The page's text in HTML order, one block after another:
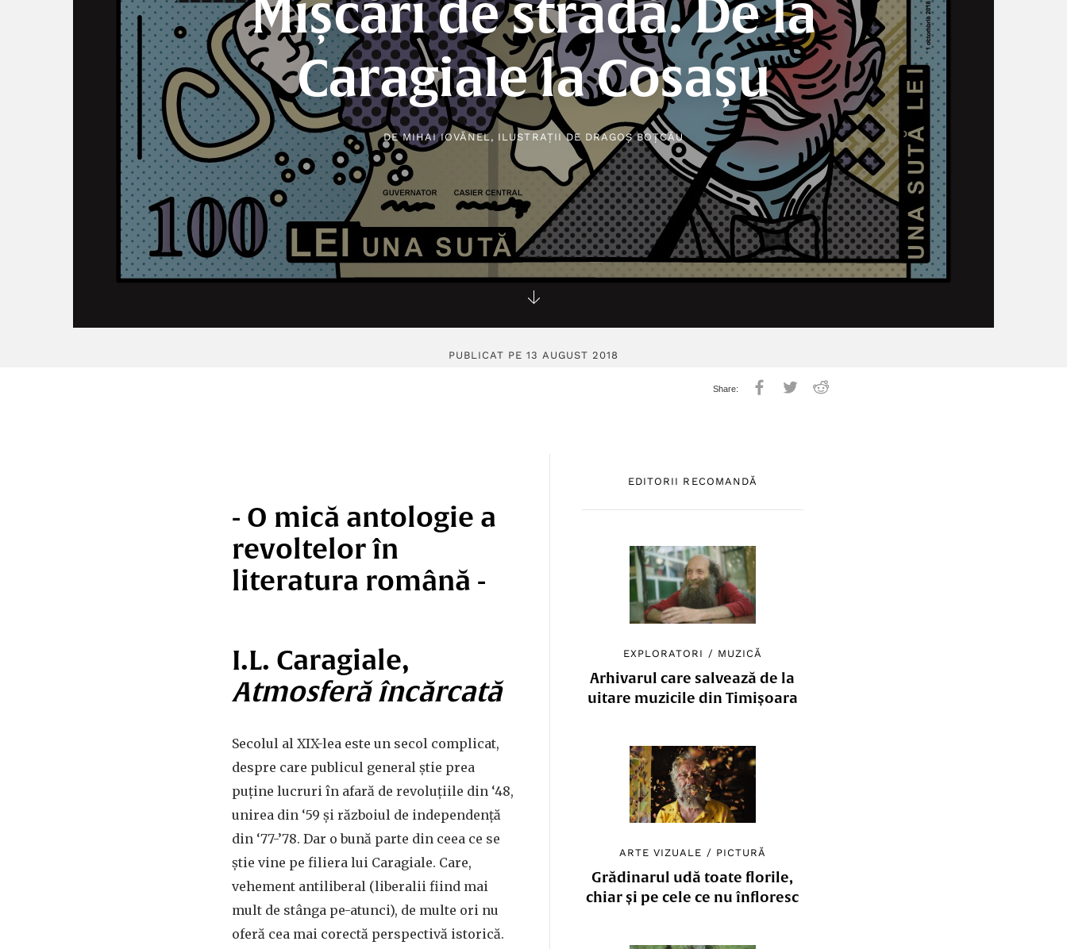
Mișcări de stradă. De la
Caragiale la Cosașu
DEMIHAI IOVĂNEL, ILUSTRAȚII DE DRAGOȘ BOȚCĂU
PUBLICAT PE 13 AUGUST 2018
EDITORII RECOMANDĂ
EXPLORATORI / MUZICĂ
Arhivarul care salvează de la
uitare muzicile din Timișoara
ARTE VIZUALE / PICTURĂ
Grădinarul udă toate florile,
chiar și pe cele ce nu înfloresc
- O mică antologie a
revoltelor în
literatura română -
I.L. Caragiale,
Atmosferă încărcată
Secolul al XIX-lea este un secol complicat,
despre care publicul general știe prea
puține lucruri în afară de revoluțiile din ‘48,
unirea din ‘59 și războiul de independență
din ‘77-’78. Dar o bună parte din ceea ce se
știe vine pe filiera lui Caragiale. Care,
vehement antiliberal (liberalii fiind mai
mult de stânga pe-atunci), de multe ori nu
oferă cea mai corectă perspectivă istorică.